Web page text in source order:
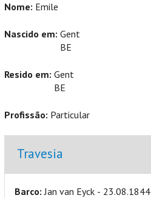
Nome: Emile
Nascido em: Gent
BE
Resido em: Gent
BE
Profissão: Particular
Ocultar
Travesia
Barco:Jan van Eyck - 23.08.1844